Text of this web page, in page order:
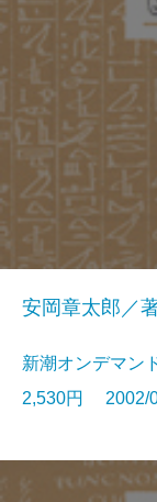
安岡章太郎／
新潮オンデマ
2,530円 2002/